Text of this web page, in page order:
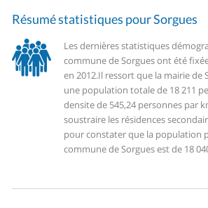
Résumé statistiques pour Sorgues
Les dernières statistiques
commune de Sorgues ont été
en 2012.Il ressort que la mairie de
une population totale de 18 211
densite de 545,24 personnes par
soustraire les résidences
pour constater que la population
commune de Sorgues est de 18